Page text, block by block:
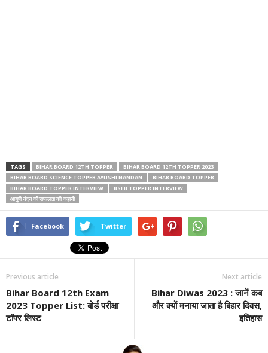
TAGS BIHAR BOARD 12TH TOPPER
BIHAR BOARD 12TH TOPPER 2023
BIHAR BOARD SCIENCE TOPPER AYUSHI NANDAN
BIHAR BOARD TOPPER
BIHAR BOARD TOPPER INTERVIEW
BSEB TOPPER INTERVIEW
आयुषी नंदन की सफलता की कहानी
Facebook Twitter
Previous article
Bihar Board 12th Exam
2023 Topper List: बोर्ड परीक्षा
टॉपर लिस्ट
Next article
Bihar Diwas 2023 : जानें कब
और क्यों मनाया जाता है बिहार दिवस,
इतिहास